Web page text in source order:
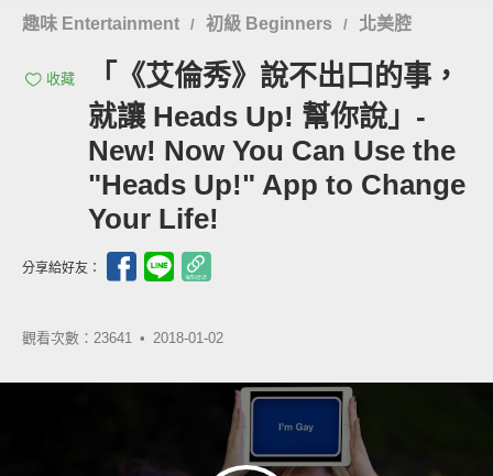
趣味 Entertainment / 初級 Beginners / 北美腔
收藏
「《艾倫秀》說不出口的事，
就讓 Heads Up! 幫你說」-
New! Now You Can Use the
"Heads Up!" App to Change
Your Life!
分享給好友：
觀看次數：23641 • 2018-01-02